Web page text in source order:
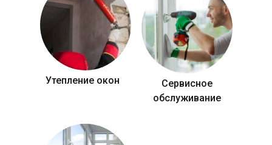
Утепление окон
Сервисное
обслуживание